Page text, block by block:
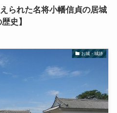
られた名将小幡信貞の居城
史】
お城・城跡